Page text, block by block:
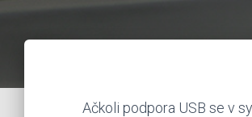
Ačkoli podpora USB se v